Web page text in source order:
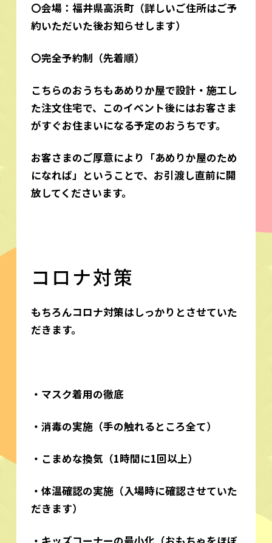
〇会場：福井県高浜町（詳しいご住所はご予
約いただいた後お知らせします）
〇完全予約制（先着順）
こちらのおうちもあめりか屋で設計・施工し
た注文住宅で、このイベント後にはお客さま
がすぐお住まいになる予定のおうちです。
お客さまのご厚意により「あめりか屋のため
になれば」ということで、お引渡し直前に開
放してくださいます。
コロナ対策
もちろんコロナ対策はしっかりとさせていた
だきます。
・マスク着用の徹底
・消毒の実施（手の触れるところ全て）
・こまめな換気（1時間に1回以上）
・体温確認の実施（入場時に確認させていた
だきます）